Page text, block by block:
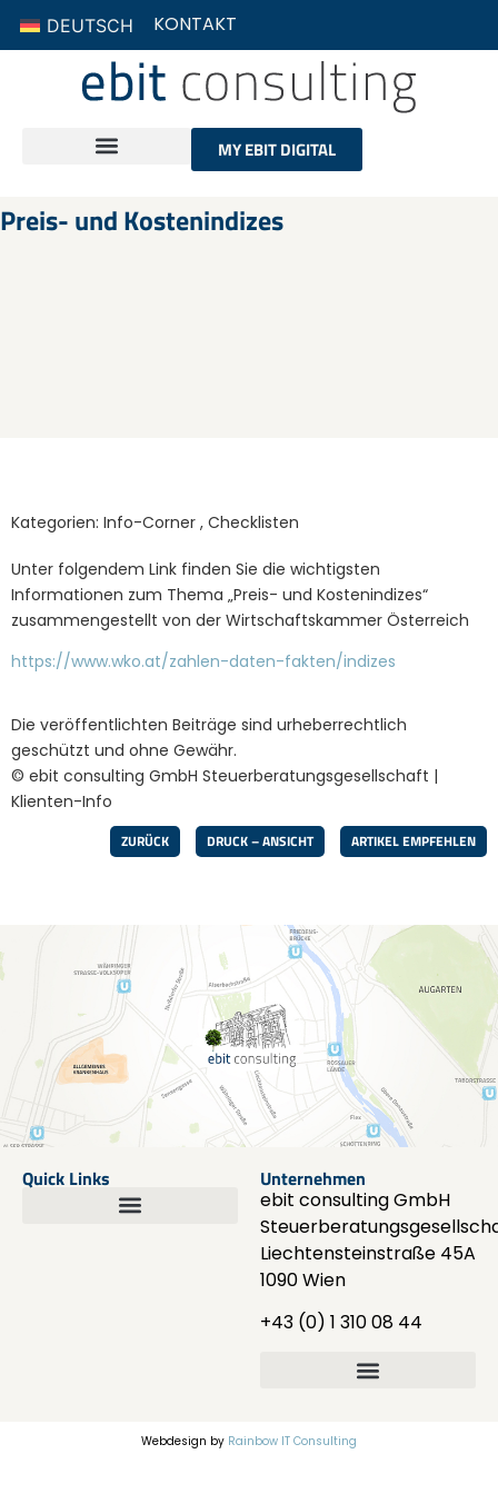
KONTAKT
DEUTSCH
MY EBIT DIGITAL
Preis- und Kostenindizes
Kategorien: Info-Corner , Checklisten
Unter folgendem Link finden Sie die wichtigsten
Informationen zum Thema „Preis- und Kostenindizes“
zusammengestellt von der Wirtschaftskammer Österreich
https://www.wko.at/zahlen-daten-fakten/indizes
Die veröffentlichten Beiträge sind urheberrechtlich
geschützt und ohne Gewähr.
© ebit consulting GmbH Steuerberatungsgesellschaft |
Klienten-Info
ZURÜCK DRUCK – ANSICHT ARTIKEL EMPFEHLEN
Quick Links
Unternehmen
ebit consulting GmbH
Liechtensteinstraße 45A
1090 Wien
+43 (0) 1 310 08 44
Webdesign by Rainbow IT Consulting